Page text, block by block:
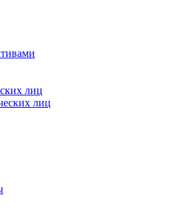
лиц
лиц